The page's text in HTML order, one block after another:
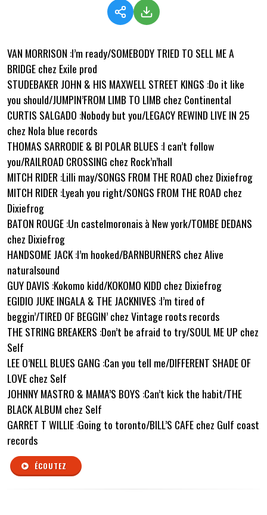
VAN MORRISON :I’m ready/SOMEBODY TRIED TO SELL ME A
BRIDGE chez Exile prod
STUDEBAKER JOHN & HIS MAXWELL STREET KINGS :Do it like
you should/JUMPIN’FROM LIMB TO LIMB chez Continental
CURTIS SALGADO :Nobody but you/LEGACY REWIND LIVE IN 25
chez Nola blue records
THOMAS SARRODIE & BI POLAR BLUES :I can’t follow
you/RAILROAD CROSSING chez Rock’n’hall
MITCH RIDER :Lilli may/SONGS FROM THE ROAD chez Dixiefrog
MITCH RIDER :Lyeah you right/SONGS FROM THE ROAD chez
Dixiefrog
BATON ROUGE :Un castelmoronais à New york/TOMBE DEDANS
chez Dixiefrog
HANDSOME JACK :I’m hooked/BARNBURNERS chez Alive
naturalsound
GUY DAVIS :Kokomo kidd/KOKOMO KIDD chez Dixiefrog
EGIDIO JUKE INGALA & THE JACKNIVES :I’m tired of
beggin’/TIRED OF BEGGIN’ chez Vintage roots records
THE STRING BREAKERS :Don’t be afraid to try/SOUL ME UP chez
Self
LEE O’NELL BLUES GANG :Can you tell me/DIFFERENT SHADE OF
LOVE chez Self
JOHNNY MASTRO & MAMA’S BOYS :Can’t kick the habit/THE
BLACK ALBUM chez Self
GARRET T WILLIE :Going to toronto/BILL’S CAFE chez Gulf coast
records
ÉCOUTEZ